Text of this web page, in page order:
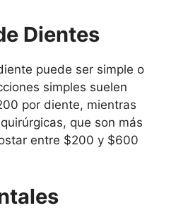
Dientes
puede ser simple o
simples suelen
por diente, mientras
que son más
entre $200 y $600